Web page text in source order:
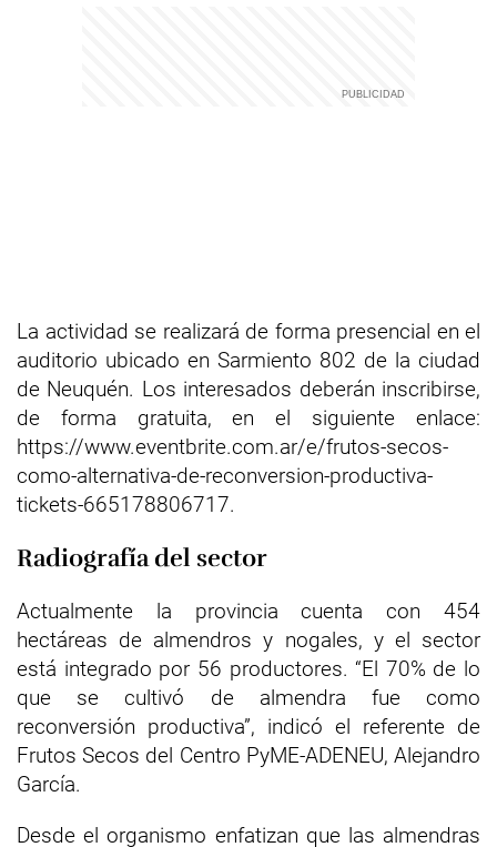
La actividad se realizará de forma presencial en el
auditorio ubicado en Sarmiento 802 de la ciudad
de Neuquén. Los interesados deberán inscribirse,
de forma gratuita, en el siguiente enlace:
https://www.eventbrite.com.ar/e/frutos-secos-
como-alternativa-de-reconversion-productiva-
tickets-665178806717.
Radiografía del sector
Actualmente la provincia cuenta con 454
hectáreas de almendros y nogales, y el sector
está integrado por 56 productores. “El 70% de lo
que se cultivó de almendra fue como
reconversión productiva”, indicó el referente de
Frutos Secos del Centro PyME-ADENEU, Alejandro
García.
Desde el organismo enfatizan que las almendras